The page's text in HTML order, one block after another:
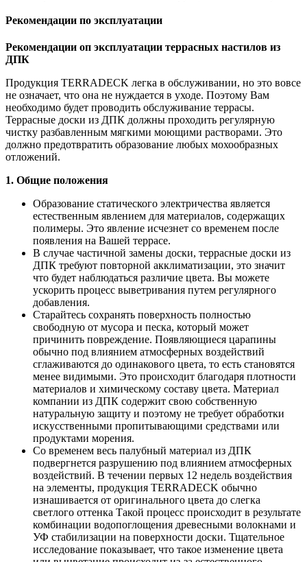
Рекомендации по эксплуатации
Рекомендации оп эксплуатации террасных настилов из
ДПК
Продукция TERRADECK легка в обслуживании, но это вовсе
не означает, что она не нуждается в уходе. Поэтому Вам
необходимо будет проводить обслуживание террасы.
Террасные доски из ДПК должны проходить регулярную
чистку разбавленным мягкими моющими растворами. Это
должно предотвратить образование любых мохообразных
отложений.
1. Общие положения
Образование статического электричества является
естественным явлением для материалов, содержащих
полимеры. Это явление исчезнет со временем после
появления на Вашей террасе.
В случае частичной замены доски, террасные доски из
ДПК требуют повторной акклиматизации, это значит
что будет наблюдаться различие цвета. Вы можете
ускорить процесс выветривания путем регулярного
добавления.
Старайтесь сохранять поверхность полностью
свободную от мусора и песка, который может
причинить повреждение. Появляющиеся царапины
обычно под влиянием атмосферных воздействий
сглаживаются до одинакового цвета, то есть становятся
менее видимыми. Это происходит благодаря плотности
материалов и химическому составу цвета. Материал
компании из ДПК содержит свою собственную
натуральную защиту и поэтому не требует обработки
искусственными пропитывающими средствами или
продуктами морения.
Со временем весь палубный материал из ДПК
подвергнется разрушению под влиянием атмосферных
воздействий. В течении первых 12 недель воздействия
на элементы, продукция TERRADECK обычно
изнашивается от оригинального цвета до слегка
светлого оттенка Такой процесс происходит в результате
комбинации водопоглощения древесными волокнами и
УФ стабилизации на поверхности доски. Тщательное
исследование показывает, что такое изменение цвета